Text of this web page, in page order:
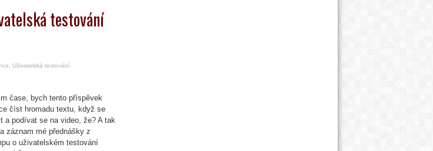
testování
Uživatelská testování
čase, bych tento příspěvek
číst hromadu textu, když se
a podívat se na video, že? A tak
záznam mé přednášky z
o uživatelském testování